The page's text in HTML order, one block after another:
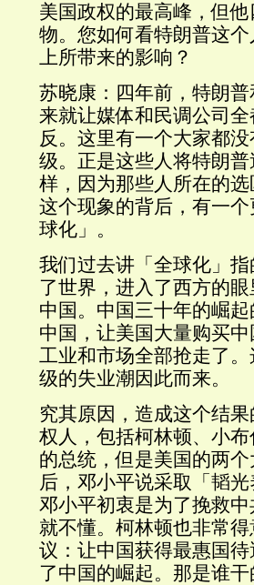
美国政权的最高峰，但
物。您如何看特朗普这
上所带来的影响？
苏晓康：四年前，特朗
来就让媒体和民调公司
反。这里有一个大家都
级。正是这些人将特朗
样，因为那些人所在的
这个现象的背后，有一
球化」。
我们过去讲「全球化」
了世界，进入了西方的
中国。中国三十年的崛
中国，让美国大量购买
工业和市场全部抢走了
级的失业潮因此而来。
究其原因，造成这个结
权人，包括柯林顿、小
的总统，但是美国的两
后，邓小平说采取「韬
邓小平初衷是为了挽救
就不懂。柯林顿也非常
议：让中国获得最惠国
了中国的崛起。那是谁